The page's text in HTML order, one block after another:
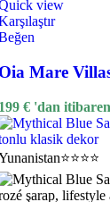
view
Mare
€ 'dan itibaren
⭐⭐⭐⭐